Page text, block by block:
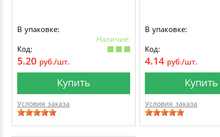
В упаковке:
Наличие:
Код:
5.20 руб./шт.
Купить
Условия заказа
В упаковке:
Код:
4.14 руб./шт.
Купить
Условия заказа